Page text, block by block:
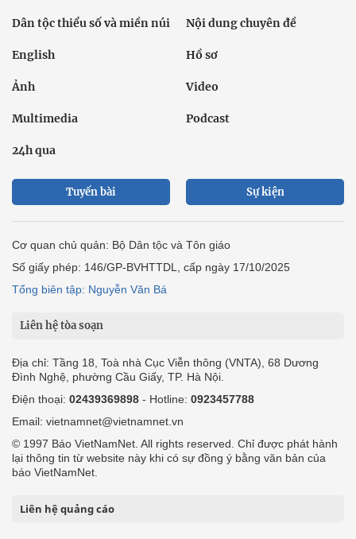
Dân tộc thiểu số và miền núi Nội dung chuyên đề
English Hồ sơ
Ảnh Video
Multimedia Podcast
24h qua
Tuyến bài Sự kiện
Cơ quan chủ quản: Bộ Dân tộc và Tôn giáo
Số giấy phép: 146/GP-BVHTTDL, cấp ngày 17/10/2025
Tổng biên tập: Nguyễn Văn Bá
Liên hệ tòa soạn
Địa chỉ: Tầng 18, Toà nhà Cục Viễn thông (VNTA), 68 Dương
Đình Nghệ, phường Cầu Giấy, TP. Hà Nội.
Điện thoại: 02439369898 - Hotline: 0923457788
Email: vietnamnet@vietnamnet.vn
© 1997 Báo VietNamNet. All rights reserved. Chỉ được phát hành
lại thông tin từ website này khi có sự đồng ý bằng văn bản của
báo VietNamNet.
Liên hệ quảng cáo